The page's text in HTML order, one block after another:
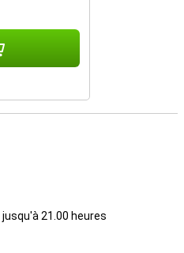
jusqu'à 21.00 heures